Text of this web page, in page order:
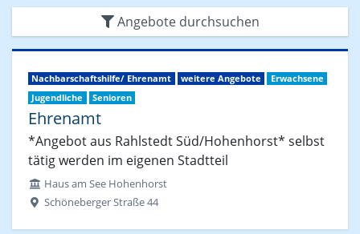
Angebote durchsuchen
Nachbarschaftshilfe/ Ehrenamt weitere Angebote
Erwachsene
Jugendliche
Senioren
Ehrenamt
*Angebot aus Rahlstedt Süd/Hohenhorst* selbst
tätig werden im eigenen Stadtteil
Haus am See Hohenhorst
Schöneberger Straße 44